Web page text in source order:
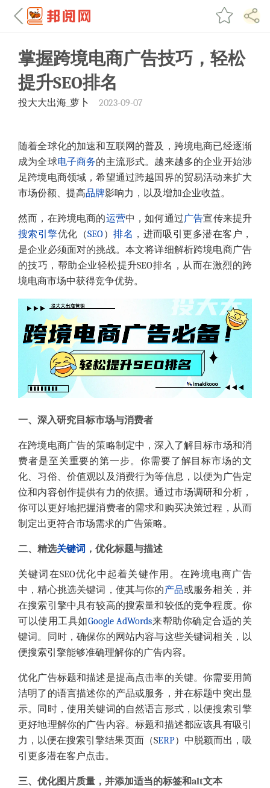
掌握跨境电商广告技巧，轻松
提升SEO排名
投大大出海_萝卜 2023-09-07
随着全球化的加速和互联网的普及，跨境电商已经逐渐
成为全球电子商务的主流形式。越来越多的企业开始涉
足跨境电商领域，希望通过跨越国界的贸易活动来扩大
市场份额、提高品牌影响力，以及增加企业收益。
然而，在跨境电商的运营中，如何通过广告宣传来提升
搜索引擎优化（SEO）排名 ，进而吸引更多潜在客户，
是企业必须面对的挑战。本文将详细解析跨境电商广告
的技巧，帮助企业轻松提升SEO排名，从而在激烈的跨
境电商市场中获得竞争优势。
一、深入研究目标市场与消费者
在跨境电商广告的策略制定中，深入了解目标市场和消
费者是至关重要的第一步。你需要了解目标市场的文
化、习俗、价值观以及消费行为等信息，以便为广告定
位和内容创作提供有力的依据。通过市场调研和分析，
你可以更好地把握消费者的需求和购买决策过程，从而
制定出更符合市场需求的广告策略。
二、精选关键词 ，优化标题与描述
关键词在SEO优化中起着关键作用。在跨境电商广告
中，精心挑选关键词，使其与你的产品或服务相关，并
在搜索引擎中具有较高的搜索量和较低的竞争程度。你
可以使用工具如Google AdWords来帮助你确定合适的关
键词。同时，确保你的网站内容与这些关键词相关，以
便搜索引擎能够准确理解你的广告内容。
优化广告标题和描述是提高点击率的关键。你需要用简
洁明了的语言描述你的产品或服务，并在标题中突出显
示。同时，使用关键词的自然语言形式，以便搜索引擎
更好地理解你的广告内容。标题和描述都应该具有吸引
力，以便在搜索引擎结果页面（SERP）中脱颖而出，吸
引更多潜在客户点击。
三、优化图片质量，并添加适当的标签和alt文本